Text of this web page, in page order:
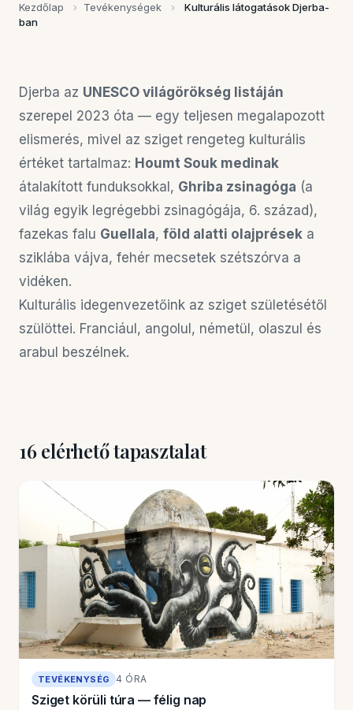
Kezdőlap › Tevékenységek ›
Kulturális látogatások Djerba-
ban
Djerba az UNESCO világörökség listáján
szerepel 2023 óta — egy teljesen megalapozott
elismerés, mivel az sziget rengeteg kulturális
értéket tartalmaz: Houmt Souk medinak
átalakított funduksokkal, Ghriba zsinagóga (a
világ egyik legrégebbi zsinagógája, 6. század),
fazekas falu Guellala, föld alatti olajprések a
sziklába vájva, fehér mecsetek szétszórva a
vidéken.
Kulturális idegenvezetőink az sziget születésétől
szülöttei. Franciául, angolul, németül, olaszul és
arabul beszélnek.
16 elérhető tapasztalat
TEVÉKENYSÉG 4 ÓRA
Sziget körüli túra — félig nap